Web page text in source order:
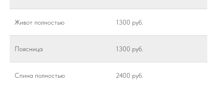
Живот полностью 1300 руб.
Поясница 1300 руб.
Спина полностью 2400 руб.